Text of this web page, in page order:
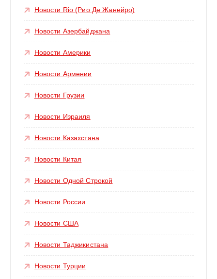
Новости Rio (Рио Де Жанейро)
Новости Азербайджана
Новости Америки
Новости Армении
Новости Грузии
Новости Израиля
Новости Казахстана
Новости Китая
Новости Одной Строкой
Новости России
Новости США
Новости Таджикистана
Новости Турции